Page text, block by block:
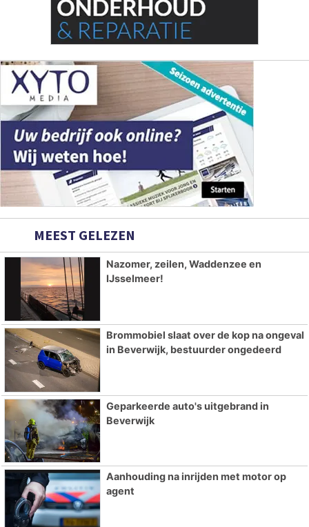
MEEST GELEZEN
Nazomer, zeilen, Waddenzee en
IJsselmeer!
Brommobiel slaat over de kop na ongeval
in Beverwijk, bestuurder ongedeerd
Geparkeerde auto's uitgebrand in
Beverwijk
Aanhouding na inrijden met motor op
agent